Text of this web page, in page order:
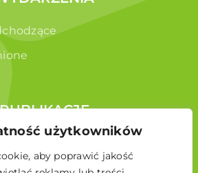
użytkowników
aby poprawić jakość